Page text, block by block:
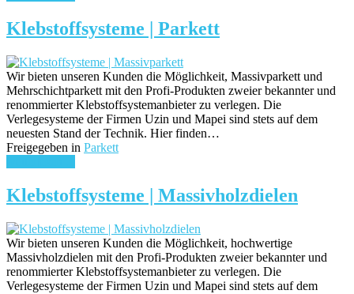
Klebstoffsysteme | Parkett
Wir bieten unseren Kunden die Möglichkeit, Massivparkett und
Mehrschichtparkett mit den Profi-Produkten zweier bekannter und
renommierter Klebstoffsystemanbieter zu verlegen. Die
Verlegesysteme der Firmen Uzin und Mapei sind stets auf dem
neuesten Stand der Technik. Hier finden…
Freigegeben in Parkett
Klebstoffsysteme | Massivholzdielen
Wir bieten unseren Kunden die Möglichkeit, hochwertige
Massivholzdielen mit den Profi-Produkten zweier bekannter und
renommierter Klebstoffsystemanbieter zu verlegen. Die
Verlegesysteme der Firmen Uzin und Mapei sind stets auf dem